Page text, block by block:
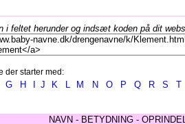
i feltet herunder og indsæt koden på dit
der starter med:
G H J K L M N O P Q R S T
NAVN - BETYDNING -